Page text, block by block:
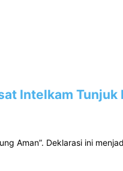
Intelkam
Aman”. Deklarasi ini